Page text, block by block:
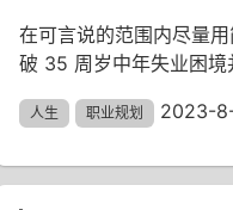
在可言说的范围内尽量
破 35 周岁中年失业困境
人生 职业规划 2023-